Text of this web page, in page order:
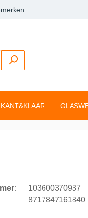
KANT&KLAAR
Clean
103600370937
8717847161840